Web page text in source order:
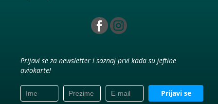
Prijavi se za newsletter i saznaj prvi kada su jeftine
aviokarte!
Prijavi se